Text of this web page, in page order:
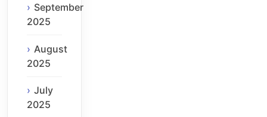
September
2025
August
2025
July
2025